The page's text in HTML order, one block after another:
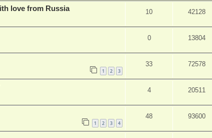
love from Russia 10 42128
0 13804
1 2 3
33 72578
4 20511
1 2 3 4
48 93600